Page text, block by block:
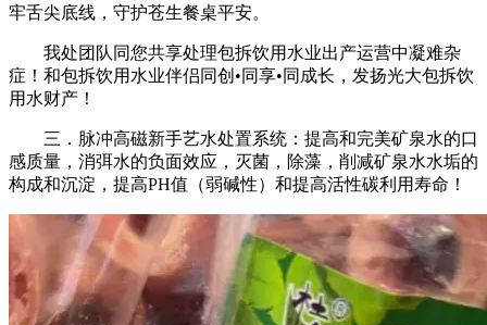
牢舌尖底线，守护苍生餐桌平安。
我处团队同您共享处理包拆饮用水业出产运营中凝难杂
症！和包拆饮用水业伴侣同创•同享•同成长，发扬光大包拆饮
用水财产！
三．脉冲高磁新手艺水处置系统：提高和完美矿泉水的口
感质量，消弭水的负面效应，灭菌，除藻，削减矿泉水水垢的
构成和沉淀，提高PH值（弱碱性）和提高活性碳利用寿命！